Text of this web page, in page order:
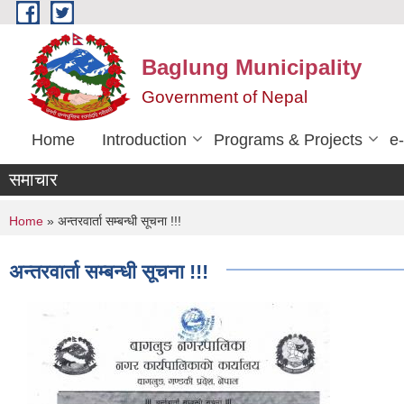
Skip to main content
Baglung Municipality
Government of Nepal
Home Introduction Programs & Projects
समाचार
You are here
Home » अन्तरवार्ता सम्बन्धी सूचना !!!
अन्तरवार्ता सम्बन्धी सूचना !!!